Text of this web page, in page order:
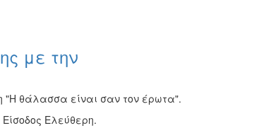
με την
"Η θάλασσα είναι σαν τον έρωτα".
Είσοδος Ελεύθερη.